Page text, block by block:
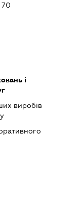
і
виробів